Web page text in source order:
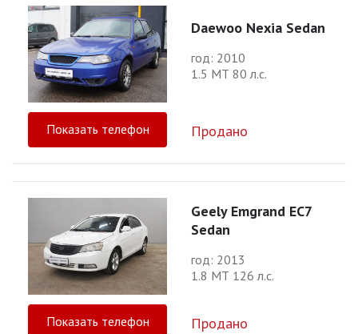
Daewoo Nexia Sedan
год: 2010
1.5 МТ 80 л.с.
Показать телефон Продано
Geely Emgrand EC7
Sedan
год: 2013
1.8 МТ 126 л.с.
Показать телефон Продано